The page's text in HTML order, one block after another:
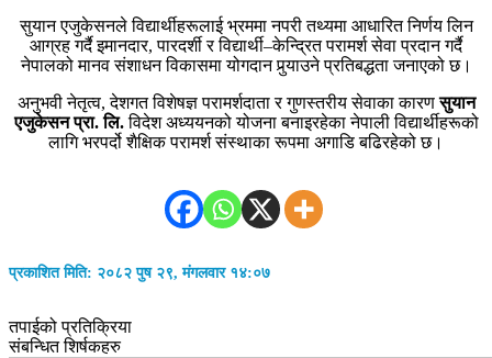
सुयान एजुकेसनले विद्यार्थीहरूलाई भ्रममा नपरी तथ्यमा आधारित निर्णय लिन
आग्रह गर्दै इमानदार, पारदर्शी र विद्यार्थी–केन्द्रित परामर्श सेवा प्रदान गर्दै
नेपालको मानव संशाधन विकासमा योगदान पुर्‍याउने प्रतिबद्धता जनाएको छ।
अनुभवी नेतृत्व, देशगत विशेषज्ञ परामर्शदाता र गुणस्तरीय सेवाका कारणसुयान
एजुकेसन प्रा. लि.विदेश अध्ययनको योजना बनाइरहेका नेपाली विद्यार्थीहरूको
लागि भरपर्दो शैक्षिक परामर्श संस्थाका रूपमा अगाडि बढिरहेको छ।
प्रकाशित मिति: २०८२ पुष २९, मंगलवार १४:०७
तपाईको प्रतिक्रिया
संबन्धित शिर्षकहरु